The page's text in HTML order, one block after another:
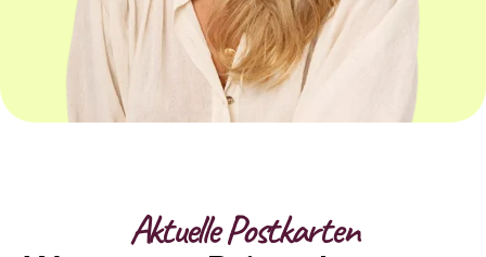
Aktuelle Postkarten